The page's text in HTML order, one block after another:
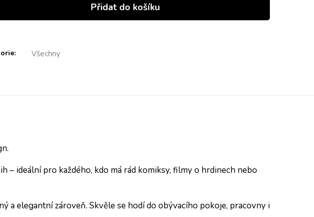
Přidat do košíku
Všechny
ideální pro každého, kdo má rád komiksy, filmy o hrdinech nebo
elegantní zároveň. Skvěle se hodí do obývacího pokoje, pracovny i